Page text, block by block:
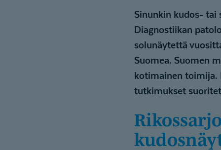
Sinunkin kudos- tai
Diagnostiikan
solunäytettä
Suomea. Suomen
kotimainen toimija.
tutkimukset
Rikossarjoista tuttu ala tutkii arkisemmin